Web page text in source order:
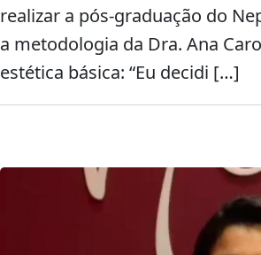
realizar a pós-graduação do
a metodologia da Dra. Ana
estética básica: “Eu decidi […]